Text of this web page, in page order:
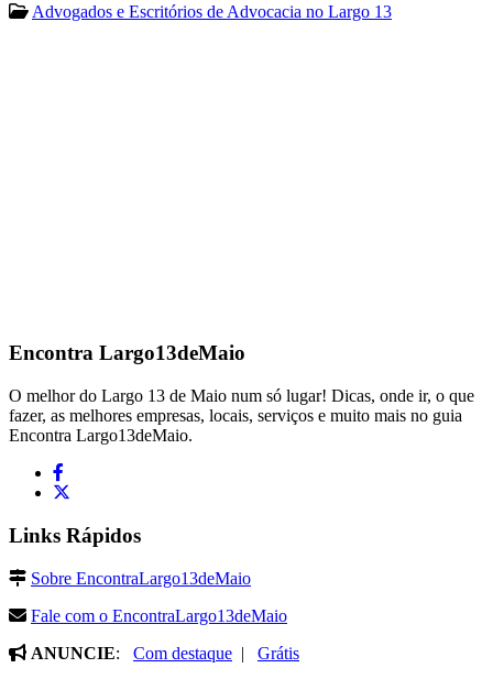
Advogados e Escritórios de Advocacia no Largo 13
Encontra Largo13deMaio
O melhor do Largo 13 de Maio num só lugar! Dicas, onde ir, o que
fazer, as melhores empresas, locais, serviços e muito mais no guia
Encontra Largo13deMaio.
Links Rápidos
Sobre EncontraLargo13deMaio
Fale com o EncontraLargo13deMaio
ANUNCIE: Com destaque | Grátis